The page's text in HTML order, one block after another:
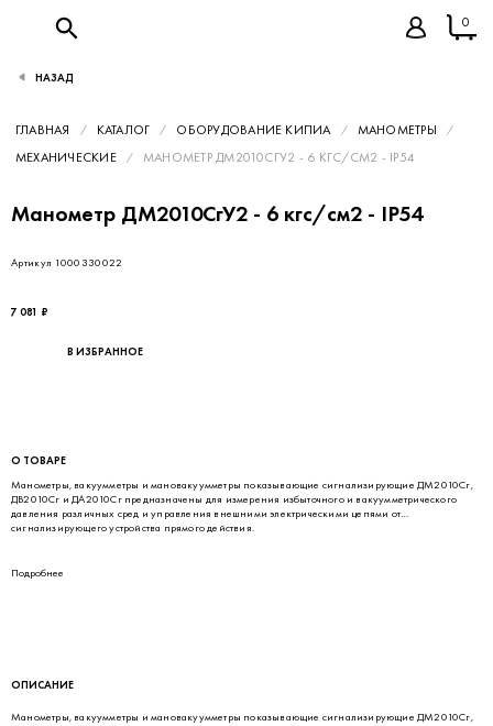
0
ГЛАВНАЯ КАТАЛОГ ОБОРУДОВАНИЕ КИПИА
МАНОМЕТРЫ
МЕХАНИЧЕСКИЕ
МАНОМЕТР ДМ2010СГУ2 - 6 КГС/СМ2 - IP54
Манометр ДМ2010СгУ2 - 6 кгс/см2 - IP54
Артикул 1000330022
7 081 ₽
В ИЗБРАННОЕ
О ТОВАРЕ
Манометры, вакуумметры и мановакуумметры показывающие сигнализирующие ДМ2010Сг,
ДВ2010Сг и ДА2010Сг предназначены для измерения избыточного и вакуумметрического
давления различных сред и управления внешними электрическими цепями от
сигнализирующего устройства прямого действия.
Подробнее
ОПИСАНИЕ
Манометры, вакуумметры и мановакуумметры показывающие сигнализирующие ДМ2010Сг,
НАЗАД